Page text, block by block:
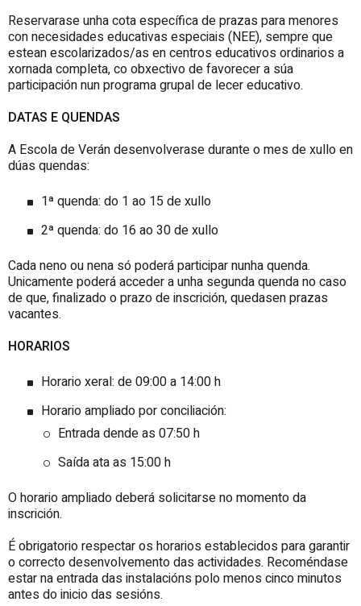
Reservarase unha cota específica de prazas para menores
con necesidades educativas especiais (NEE), sempre que
estean escolarizados/as en centros educativos ordinarios a
xornada completa, co obxectivo de favorecer a súa
participación nun programa grupal de lecer educativo.
DATAS E QUENDAS
A Escola de Verán desenvolverase durante o mes de xullo en
dúas quendas:
1ª quenda: do 1 ao 15 de xullo
2ª quenda: do 16 ao 30 de xullo
Cada neno ou nena só poderá participar nunha quenda.
Unicamente poderá acceder a unha segunda quenda no caso
de que, finalizado o prazo de inscrición, quedasen prazas
vacantes.
HORARIOS
Horario xeral: de 09:00 a 14:00 h
Horario ampliado por conciliación:
Entrada dende as 07:50 h
Saída ata as 15:00 h
O horario ampliado deberá solicitarse no momento da
inscrición.
É obrigatorio respectar os horarios establecidos para garantir
o correcto desenvolvemento das actividades. Recoméndase
estar na entrada das instalacións polo menos cinco minutos
antes do inicio das sesións.